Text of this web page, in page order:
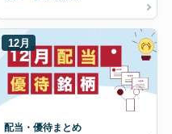
12月
配当・優待まとめ